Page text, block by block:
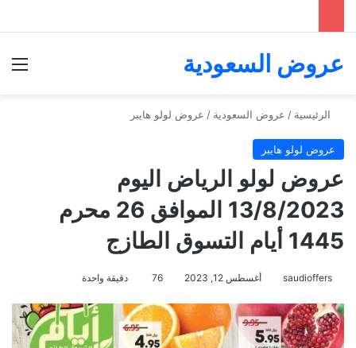
عروض السعودية
الرئيسية / عروض السعودية / عروض لولو هايبر
عروض لولو هايبر
عروض لولو الرياض اليوم
13/8/2023 الموافق 26 محرم
1445 أيام التسوق الطازج
saudioffers أغسطس 12, 2023 76 دقيقة واحدة